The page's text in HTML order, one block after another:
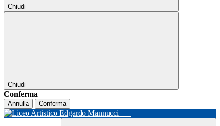
Chiudi
Chiudi
Conferma
Annulla Conferma